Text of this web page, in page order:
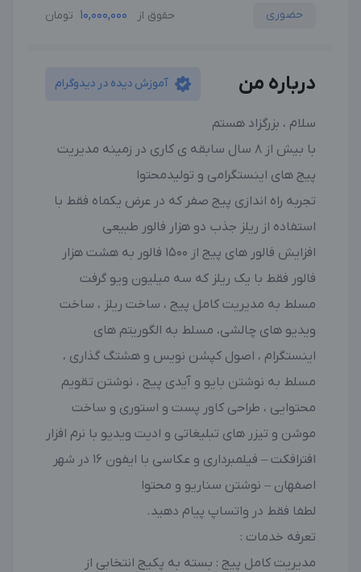
حضوری حقوق از 10,000,000 تومان
درباره من آموزش دیده در دیدوگرام
سلام ، بزرگزاد هستم
با بیش از 8 سال سابقه ی کاری در زمینه مدیریت
پیج های اینستگرامی و تولیدمحتوا
تجربه راه اندازی پیج صفر که در عرض یکماه فقط با
استفاده از ریلز جذب دو هزار فالور طبیعی
افزایش فالور های پیج از 1500 فالور به هشت هزار
فالور فقط با یک ریلز که سه میلیون ویو گرفت
مسلط به مدیریت کامل پیج ، ساخت ریلز ، ساخت
ویدیو های چالشی، مسلط به الگوریتم های
اینستگرام ، اصول کپشن نویس و هشتگ گذاری ،
مسلط به نوشتن بایو و آیدی پیج ، نوشتن تقویم
محتوایی ، طراحی کاور پست و استوری و ساخت
موشن و تیزر های تبلیغاتی و ادیت ویدیو با نرم افزار
افترافکت – فیلمبرداری و عکاسی با ایفون 16 در شهر
اصفهان – نوشتن سناریو و محتوا
لطفا فقط در واتساپ پیام دهید.
تعرفه خدمات :
مدیریت کامل پیج : بسته به پکیج انتخابی از